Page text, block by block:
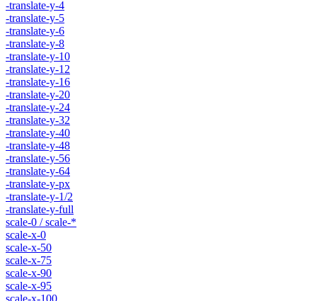
-translate-y-4
-translate-y-5
-translate-y-6
-translate-y-8
-translate-y-10
-translate-y-12
-translate-y-16
-translate-y-20
-translate-y-24
-translate-y-32
-translate-y-40
-translate-y-48
-translate-y-56
-translate-y-64
-translate-y-px
-translate-y-1/2
-translate-y-full
scale-0 / scale-*
scale-x-0
scale-x-50
scale-x-75
scale-x-90
scale-x-95
scale-x-100